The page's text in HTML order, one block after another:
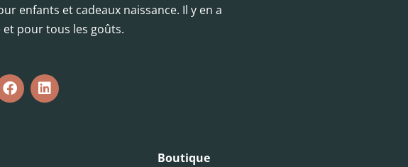
enfants et cadeaux naissance. Il y en a
pour tous les goûts.
Boutique